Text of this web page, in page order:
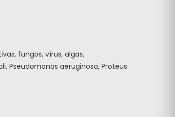
fungos, vírus, algas,
Pseudomonas aeruginosa, Proteus